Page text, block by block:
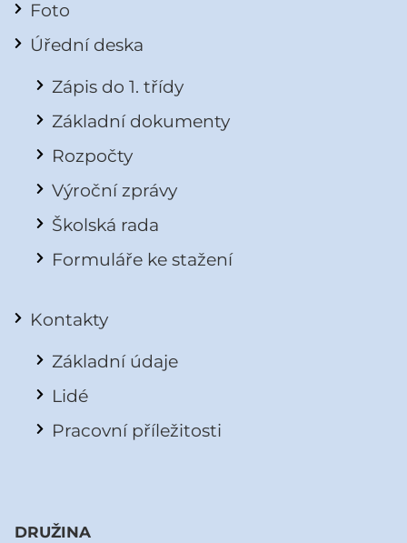
Foto
Úřední deska
Zápis do 1. třídy
Základní dokumenty
Rozpočty
Výroční zprávy
Školská rada
Formuláře ke stažení
Kontakty
Základní údaje
Lidé
Pracovní příležitosti
DRUŽINA